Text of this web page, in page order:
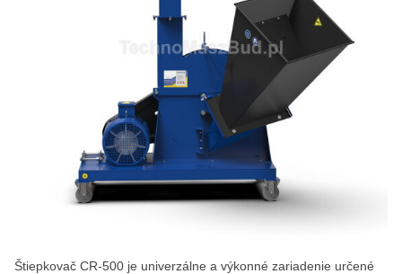
Štiepkovač CR-500 je univerzálne a výkonné zariadenie určené